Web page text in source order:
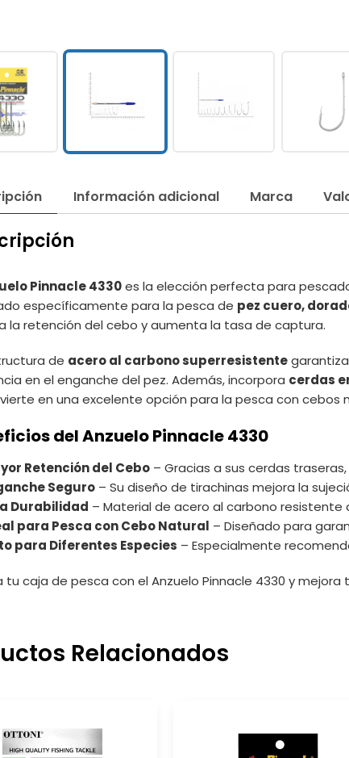
Información adicional Marca
Pinnacle 4330es la elección perfecta para
específicamente para la pesca de pez cuero,
la retención del cebo y aumenta la tasa de captura.
de acero al carbono superresistente
en el enganche del pez. Además, incorpora cerdas
en una excelente opción para la pesca con cebos
del Anzuelo Pinnacle 4330
Retención del Cebo – Gracias a sus cerdas
Seguro – Su diseño de tirachinas mejora la
Durabilidad – Material de acero al carbono resistente
para Pesca con Cebo Natural – Diseñado para
para Diferentes Especies – Especialmente
tu caja de pesca con el Anzuelo Pinnacle 4330 y
Relacionados